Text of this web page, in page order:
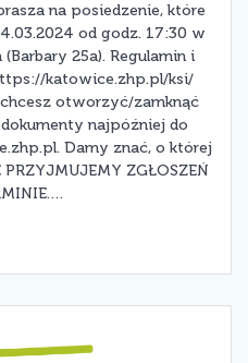
na posiedzenie, które
od godz. 17:30 w
25a). Regulamin i
katowice.zhp.pl/ksi/
otworzyć/zamknąć
najpóźniej do
. Damy znać, o której
ZGŁOSZEŃ